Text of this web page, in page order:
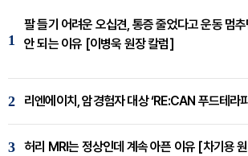
1
팔 들기 어려운 오십견, 통증 줄었다고 운동 멈
안 되는 이유 [이병욱 원장 칼럼]
2 리엔에이치, 암경험자 대상 ‘RE:CAN 푸드테라
3 허리 MRI는 정상인데 계속 아픈 이유 [차기용